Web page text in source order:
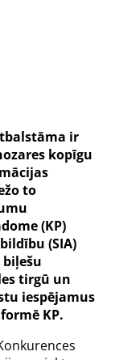
ir
kopīgu
to
(KP)
(SIA)
biļešu
tirgū un
iespējamus
KP.